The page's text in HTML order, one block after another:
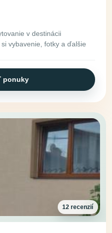
v destinácii
vybavenie, fotky a ďalšie
ponuky
12 recenzií